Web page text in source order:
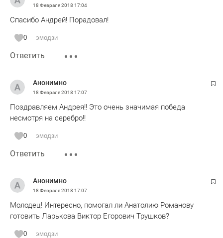
18 Февраля 2018 17:04
Спасибо Андрей! Порадовал!
0 эмодзи
Ответить
Анонимно
18 Февраля 2018 17:07
Поздравляем Андрея!! Это очень значимая победа
несмотря на серебро!!
0 эмодзи
Ответить
Анонимно
18 Февраля 2018 17:07
Молодец! Интересно, помогал ли Анатолию Романову
готовить Ларькова Виктор Егорович Трушков?
0 эмодзи